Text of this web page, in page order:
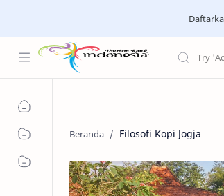
Filosofi Kopi Jogja